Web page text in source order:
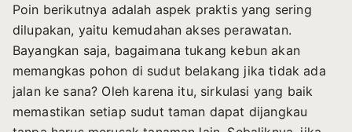
Poin berikutnya adalah aspek praktis yang sering
dilupakan, yaitu kemudahan akses perawatan.
Bayangkan saja, bagaimana tukang kebun akan
memangkas pohon di sudut belakang jika tidak ada
jalan ke sana? Oleh karena itu, sirkulasi yang baik
memastikan setiap sudut taman dapat dijangkau